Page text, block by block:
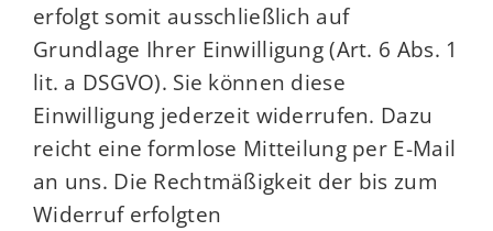
erfolgt somit ausschließlich auf
Grundlage Ihrer Einwilligung (Art. 6 Abs. 1
lit. a DSGVO). Sie können diese
Einwilligung jederzeit widerrufen. Dazu
reicht eine formlose Mitteilung per E-Mail
an uns. Die Rechtmäßigkeit der bis zum
Widerruf erfolgten